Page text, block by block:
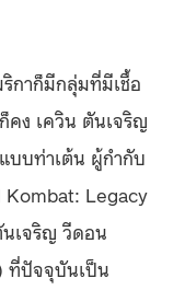
ริกาก็มีกลุ่มที่มีเชื้อ
คง เควิน ตันเจริญ
บบท่าเต้น ผู้กำกับ
Kombat: Legacy
เจริญ วีดอน
ที่ปัจจุบันเป็น